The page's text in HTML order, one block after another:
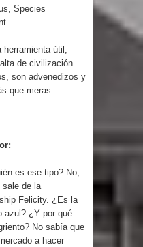
Species
herramienta útil,
de civilización
son advenedizos y
que meras
es ese tipo? No,
sale de la
Felicity. ¿Es la
azul? ¿Y por qué
No sabía que
a hacer